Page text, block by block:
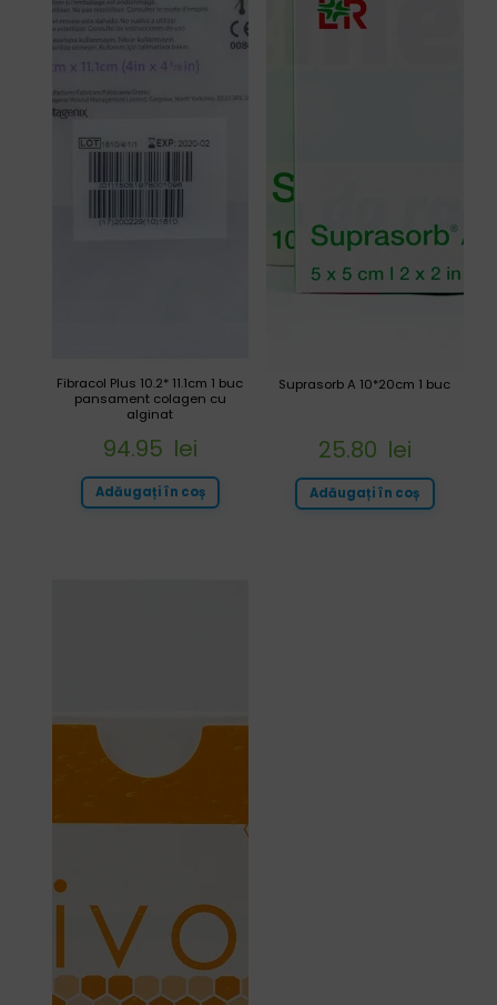
Suprasorb A 10*20cm 1 buc
25.80 lei
Adăugați în coș
Fibracol Plus 10.2* 11.1cm 1 buc
pansament colagen cu
alginat
94.95 lei
Adăugați în coș